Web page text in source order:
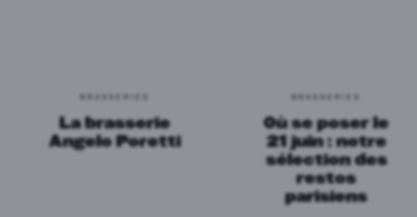
La brasserie
Angelo Poretti
Où se poser le
21 juin : notre
sélection des
restos
parisiens